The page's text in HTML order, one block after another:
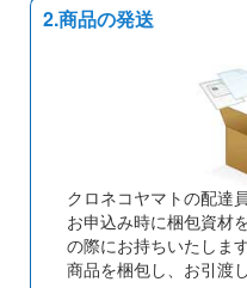
2.商品の発送
クロネコヤマトの配達
お申込み時に梱包資材
の際にお持ちいたします
商品を梱包し、お引渡